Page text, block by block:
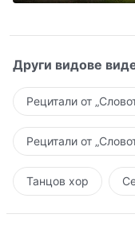
Други видове
Рецитали от
Рецитали от
Танцов хор